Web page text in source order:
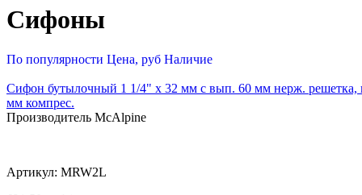
Сифоны
По популярности Цена, руб Наличие
Сифон бутылочный 1 1/4" x 32 мм с вып. 60 мм нерж. решетка,
мм компрес.
Производитель McAlpine
Артикул: MRW2L